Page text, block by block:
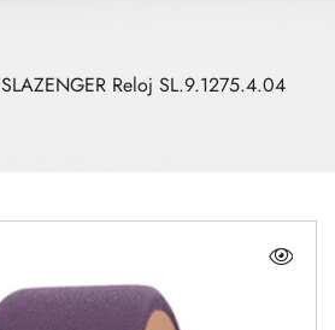
SLAZENGER Reloj SL.9.1275.4.04